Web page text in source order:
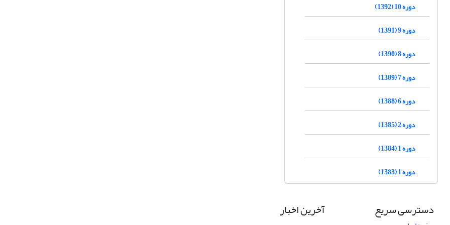
دوره 10 (1392)
دوره 9 (1391)
دوره 8 (1390)
دوره 7 (1389)
دوره 6 (1388)
دوره 2 (1385)
دوره 1 (1384)
دوره 1 (1383)
دسترسی سریع آخرین اخبار